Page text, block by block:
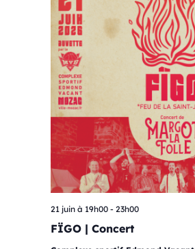
FÏGO | Concert
21 juin à 19h00- 23h00